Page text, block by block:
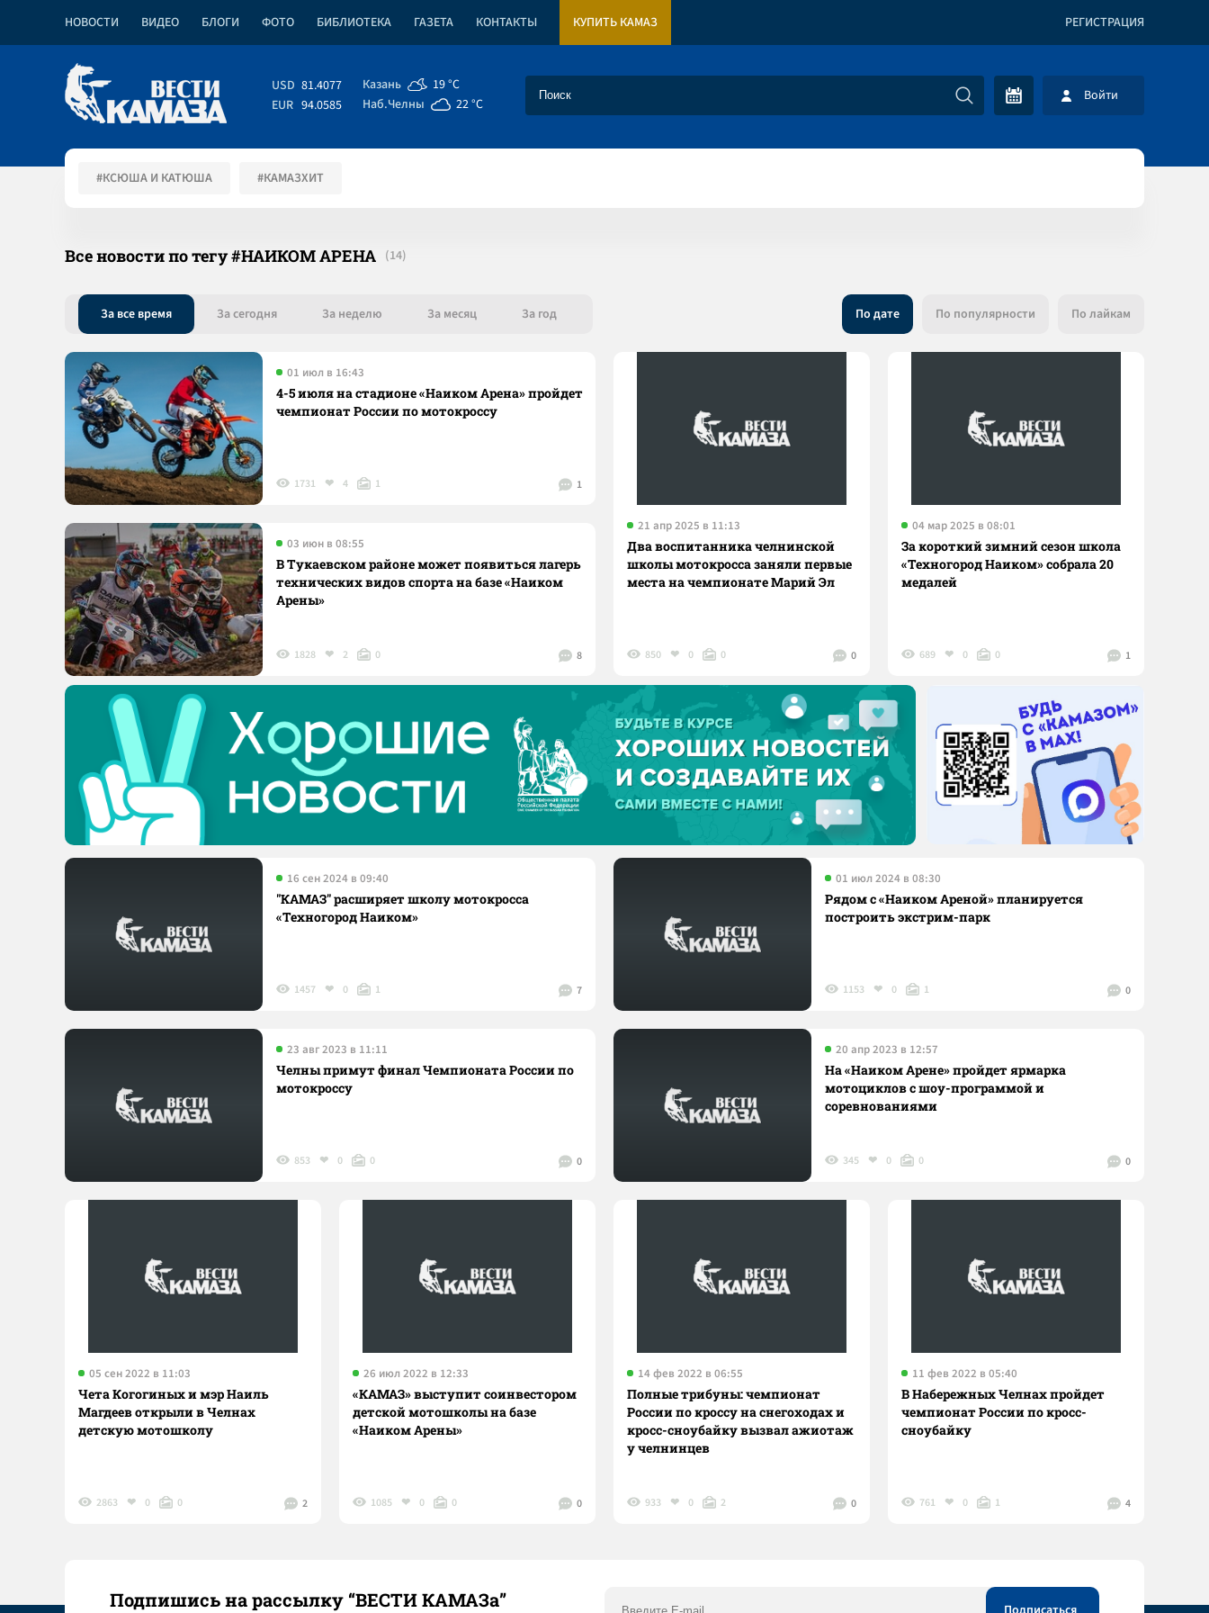
НОВОСТИ ВИДЕО БЛОГИ ФОТО БИБЛИОТЕКА ГАЗЕТА КОНТАКТЫ КУПИТЬ КАМАЗ РЕГИСТРАЦИЯ
USD 81.4077
EUR 94.0585
Казань
19 °C
Наб.Челны
22 °C Войти
#КСЮША И КАТЮША #КАМАЗХИТ
Все новости по тегу #НАИКОМ АРЕНА
За все время За сегодня За неделю За месяц За год По дате По популярности По лайкам
01 июл в 16:43
4-5 июля на стадионе «Наиком Арена» пройдет
чемпионат России по мотокроссу
1
1731 4 1
03 июн в 08:55
В Тукаевском районе может появиться лагерь
технических видов спорта на базе «Наиком
Арены»
8
1828 2 0
21 апр 2025 в 11:13
Два воспитанника челнинской
школы мотокросса заняли первые
места на чемпионате Марий Эл
0
850 0 0
04 мар 2025 в 08:01
За короткий зимний сезон школа
«Техногород Наиком» собрала 20
медалей
1
689 0 0
16 сен 2024 в 09:40
"КАМАЗ" расширяет школу мотокросса
«Техногород Наиком»
7
1457 0 1
01 июл 2024 в 08:30
Рядом с «Наиком Ареной» планируется
построить экстрим-парк
0
1153 0 1
23 авг 2023 в 11:11
Челны примут финал Чемпионата России по
мотокроссу
0
853 0 0
20 апр 2023 в 12:57
На «Наиком Арене» пройдет ярмарка
мотоциклов с шоу-программой и
соревнованиями
0
345 0 0
05 сен 2022 в 11:03
Чета Когогиных и мэр Наиль
Магдеев открыли в Челнах
детскую мотошколу
2
2863 0 0
26 июл 2022 в 12:33
«КАМАЗ» выступит соинвестором
детской мотошколы на базе
«Наиком Арены»
0
1085 0 0
14 фев 2022 в 06:55
Полные трибуны: чемпионат
России по кроссу на снегоходах и
кросс-сноубайку вызвал ажиотаж
у челнинцев
0
933 0 2
11 фев 2022 в 05:40
В Набережных Челнах пройдет
чемпионат России по кросс-
сноубайку
4
761 0 1
Подпишись на рассылку “ВЕСТИ КАМАЗа”